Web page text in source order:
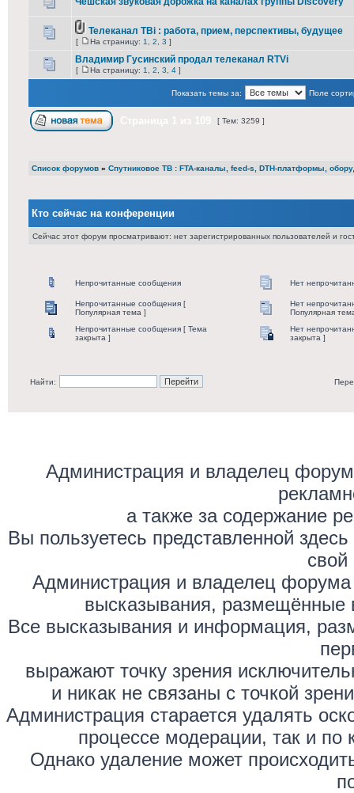
Телеканал ТВі : работа, прием, перспективы, будущее
[ На страницу: 1 2 3 ]
Владимир Гусинский продал телеканал RTVi
[ На страницу: 1 2 3 4 ]
Показать темы за: Поле
[ Тем: 3259 ]
Список форумов » Cпутниковое ТВ : FTA-каналы, feed-s, DTH-платформы,
Кто сейчас на конференции
Сейчас этот форум просматривают: нет зарегистрированных пользователей и
Непрочитанные сообщения Нет
Непрочитанные сообщения [
Популярная тема ]
Нет
Популярная
Непрочитанные сообщения [ Тема
закрыта ]
Нет
закрыта ]
Найти:
Администрация и владелец
а также за содержание
Вы пользуетесь представленной
свой
Администрация и владелец форума
высказывания, размещённые
Все высказывания и информация,
выражают точку зрения
и никак не связаны с точкой
Администрация старается удалять
процессе модерации, так и по
Однако удаление может